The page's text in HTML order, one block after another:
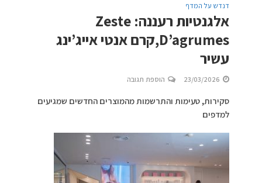
דנדש על המדף
אלגנטיות רעננה: Zeste
D’agrumes,קרם אנטי אייג’ינג
עשיר
23/03/2026 הוספת תגובה
סקירות, טעימות והתרשמות מהמוצרים החדשים שמגיעים
למדפים